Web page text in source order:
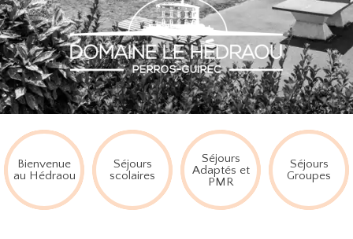
Bienvenue
au Hédraou
Séjours
scolaires
Séjours
Adaptés et
PMR
Séjours
Groupes